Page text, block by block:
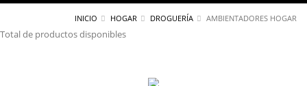
INICIO HOGAR DROGUERÍA AMBIENTADORES HOGAR
Total de productos disponibles